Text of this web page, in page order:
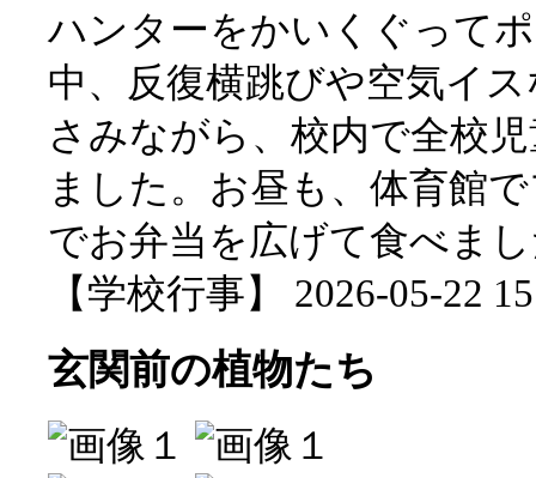
ハンターをかいくぐって
中、反復横跳びや空気イ
さみながら、校内で全校
ました。お昼も、体育館
でお弁当を広げて食べま
【学校行事】 2026-05-22
玄関前の植物たち